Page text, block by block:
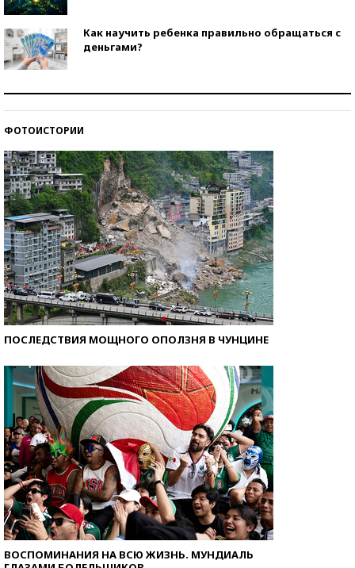
Как научить ребенка правильно обращаться с
деньгами?
ФОТОИСТОРИИ
ПОСЛЕДСТВИЯ МОЩНОГО ОПОЛЗНЯ В ЧУНЦИНЕ
ВОСПОМИНАНИЯ НА ВСЮ ЖИЗНЬ. МУНДИАЛЬ